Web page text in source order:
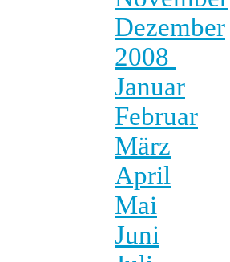
Dezember
2008
Januar
Februar
März
April
Mai
Juni